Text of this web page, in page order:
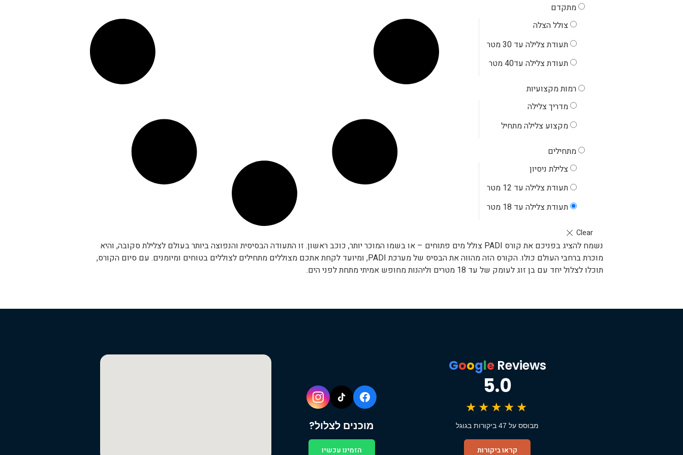
מתקדם
צולל הצלה
תעודת צלילה עד 30 מטר
תעודת צלילה עד40 מטר
רמות מקצועיות
מדריך צלילה
‏מקצוע צלילה מתחיל
מתחילים
‏צלילת ניסיון
‏תעודת צלילה עד 12 מטר
‏תעודת צלילה עד 18 מטר
נשמח להציג בפניכם את קורס PADI צולל מים פתוחים – או בשמו המוכר יותר, כוכב ראשון. זו התעודה הבסיסית והנפוצה ביותר בעולם לצלילת סקובה, והיא
מוכרת ברחבי העולם כולו. הקורס הזה מהווה את הבסיס של מערכת PADI, ומיועד לקחת אתכם מצוללים מתחילים לצוללים בטוחים ומיומנים. עם סיום הקורס,
תוכלו לצלול יחד עם בן זוג לעומק של עד 18 מטרים וליהנות מחופש אמיתי מתחת לפני הים.
Google Reviews
5.0
★★★★★
מבוסס על 47 ביקורות בגוגל
קראו ביקורות
מוכנים לצלול?
הזמינו עכשיו